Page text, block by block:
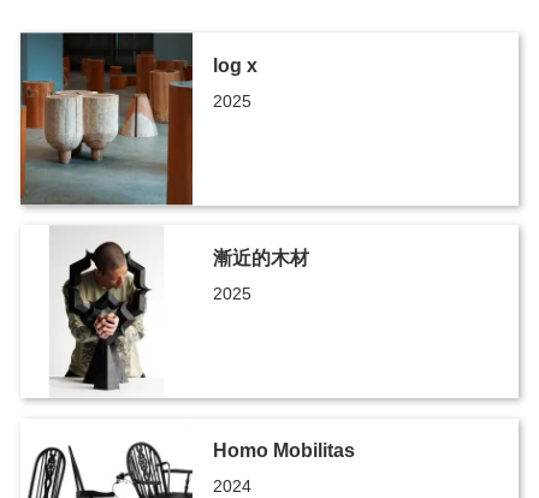
log x
2025
漸近的木材
2025
Homo Mobilitas
2024